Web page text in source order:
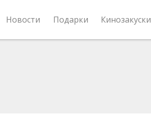
Новости Подарки Кинозакуски